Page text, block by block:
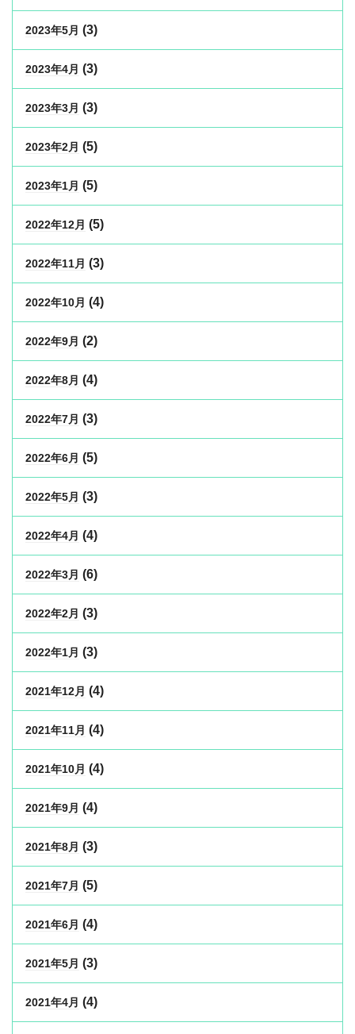
2023年5月 (3)
2023年4月 (3)
2023年3月 (3)
2023年2月 (5)
2023年1月 (5)
2022年12月 (5)
2022年11月 (3)
2022年10月 (4)
2022年9月 (2)
2022年8月 (4)
2022年7月 (3)
2022年6月 (5)
2022年5月 (3)
2022年4月 (4)
2022年3月 (6)
2022年2月 (3)
2022年1月 (3)
2021年12月 (4)
2021年11月 (4)
2021年10月 (4)
2021年9月 (4)
2021年8月 (3)
2021年7月 (5)
2021年6月 (4)
2021年5月 (3)
2021年4月 (4)